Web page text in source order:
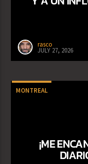
rasco
JULY 27, 2026
MONTREAL
¡ME